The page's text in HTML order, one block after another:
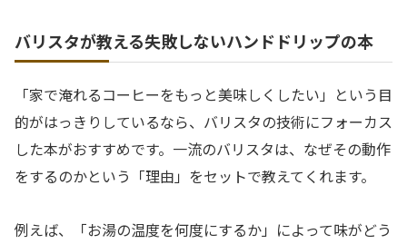
バリスタが教える失敗しないハンドドリップの本
「家で淹れるコーヒーをもっと美味しくしたい」という目
的がはっきりしているなら、バリスタの技術にフォーカス
した本がおすすめです。一流のバリスタは、なぜその動作
をするのかという「理由」をセットで教えてくれます。
例えば、「お湯の温度を何度にするか」によって味がどう